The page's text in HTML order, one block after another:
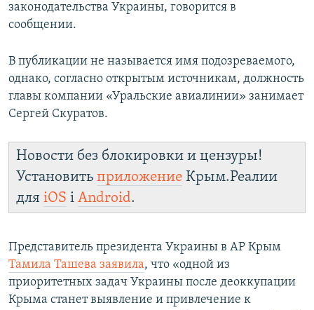
законодательства Украины, говорится в
сообщении.
В публикации не называется имя подозреваемого,
однако, согласно открытым источникам, должность
главы компании «Уральские авиалинии» занимает
Сергей Скуратов.
Новости без блокировки и цензуры!
Установить приложение Крым.Реалии
для iOS і Android.
Представитель президента Украины в АР Крым
Тамила Ташева заявила, что «одной из
приоритетных задач Украины после деоккупации
Крыма станет выявление и привлечение к